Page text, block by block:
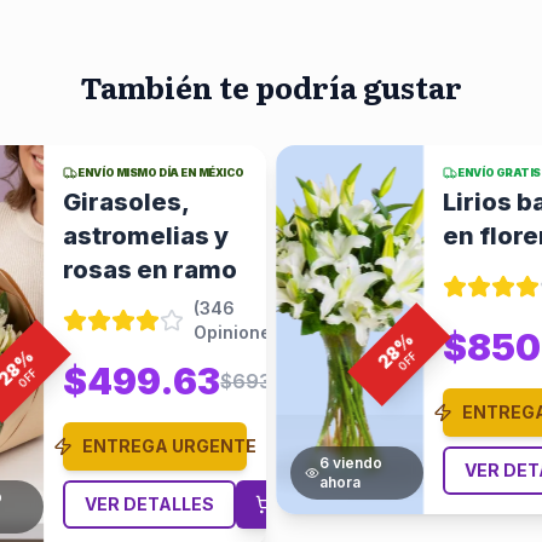
También te podría gustar
%
OFF
ENVÍO GRATIS EN MÉXICO
Lirios bancos
en florero
(346
Opiniones)
$850.00
VER DETALLES
7 viendo
ahora
28
%
OFF
ENVÍO
Rosas
arreglo